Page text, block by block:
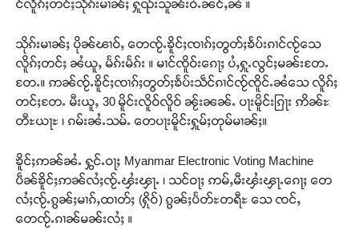
င်လိူၵ်ႈတင်ႈသိုၵ်းမၢၼ်ႈ ႁူၺ်းသူၼ်းဝႆႉၼင်ႇၼႆ ။
သိုၵ်းမၢၼ်ႈ ပိုၼ်ၽၢဝ်ႇ တေၸႂ်ႉၶိူင်ႈၸၢၵ်ႈတွတ်ႈၶႅပ်းၵၢင်ၸႂ်သေ
လိူၵ်ႈတင်ႈ ၼႆယူႇ မႅၵ်းမႅၵ်း ။ မၢင်ၸိူဝ်းၵေႃႈ ပႆႇႁူႉလွင်ႈမၼ်းတႄႉ
တႄႉ။ ဢၼ်ၸႂ်ႉၶိူင်ႈၸၢၵ်ႈတွတ်ႈၶႅပ်းသဵင်ၵၢင်ၸႂ်ၸိူင်ႉၼႆသေ လိူၵ်ႈ
တင်ႈတႄႉ မီးယူႇ 30 မိူင်းလိူဝ်လိူဝ် ၼႂ်းၼၼ်ႉ ပႃးမိူင်းၵြႃး ဢိၼ်ႊ
တီႊယႃႊ ၊ ၵမ်းၼႆႉသမ်ႉ တေပႃးမိူင်းႁူမ်ႈတုမ်မၢၼ်ႈ။
ၶိူင်ႈဢၼ်ၼႆႉ ႁွင်ႉဝႃႈ Myanmar Electronic Voting Machine
ပဵၼ်ၶိူင်ႈဢၼ်လႆႈၸႂ်ႉၾႆးၾႃႉ ၊ သင်ဝႃႈ ဢမ်ႇမီးၾႆးၾႃႉၵေႃႈ တေ
လႆႈၸႂ်ႉၵွၼ်ႈမၢၵ်ႇထၢတ်ႈ (ႁိုဝ်) ၵွၼ်ႈပႅတ်ႊတရီႊ သေ ၸင်ႇ
တေၸႂ်ႉၵၢၼ်မၼ်းလႆႈ ။